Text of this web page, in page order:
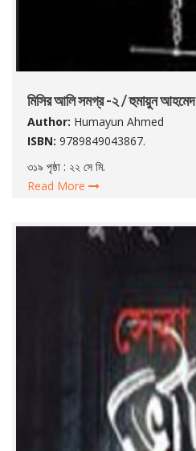
মিসির আলি সমগ্র -২ / হুমায়ুন আহমেদ
Author: Humayun Ahmed
ISBN: 9789849043867.
৩১৯ পৃষ্ঠা : ২২ সে মি.
Read More